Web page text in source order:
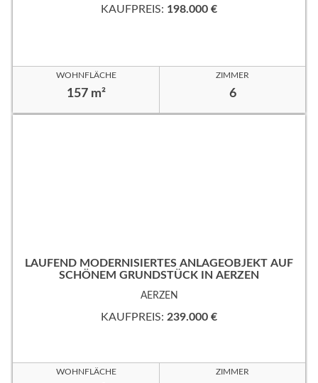
KAUFPREIS: 198.000 €
WOHNFLÄCHE
157 m²
ZIMMER
6
LAUFEND MODERNISIERTES ANLAGEOBJEKT AUF
SCHÖNEM GRUNDSTÜCK IN AERZEN
AERZEN
KAUFPREIS: 239.000 €
WOHNFLÄCHE ZIMMER